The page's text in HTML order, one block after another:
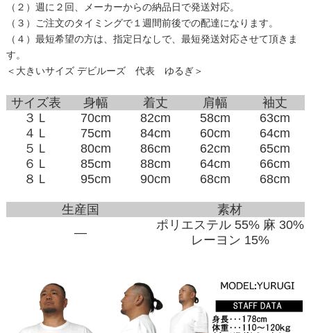
（２）週に２回、メーカーからの納品日で発送対応。
（３）ご注文のタイミングで１週間前後での配達になります。
（４）最短希望の方は、指定日なしで、最短発送対応させて頂きま
す。
＜大きいサイズ デビルーズ 代表 ゆるぎ＞
サイズ表 身幅 着丈 肩幅
袖丈
３Ｌ
70cm 82cm 58cm
63cm
４Ｌ
75cm 84cm 60cm
64cm
５Ｌ
80cm 86cm 62cm
65cm
６Ｌ
85cm 88cm 64cm
66cm
８Ｌ
95cm 90cm 68cm 68cm
生産国
素材
―
ポリエステル 55% 麻 30%
レーヨン 15%